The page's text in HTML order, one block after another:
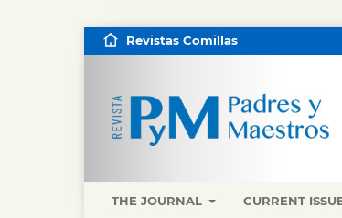
THE JOURNAL CURRENT
Revistas Comillas